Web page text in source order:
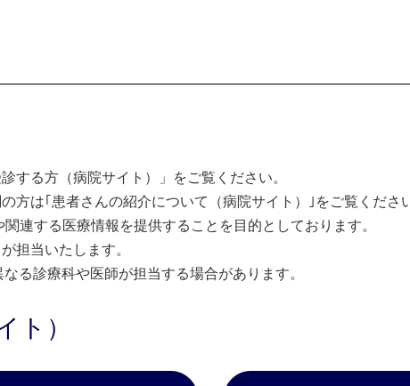
する方（病院サイト）」をご覧ください。
方は｢患者さんの紹介について（病院サイト）｣をご覧くださ
連する医療情報を提供することを目的としております。
担当いたします。
る診療科や医師が担当する場合があります。
ト）